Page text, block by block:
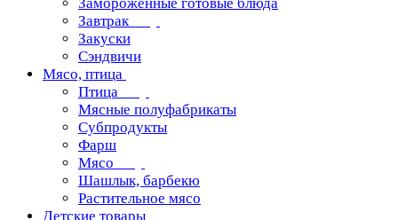
Завтрак
Закуски
Сэндвичи
Мясо, птица
Птица
Мясные полуфабрикаты
Субпродукты
Фарш
Мясо
Шашлык, барбекю
Растительное мясо
Детские товары